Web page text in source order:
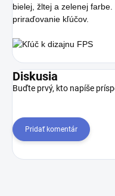
bielej, žltej a zelenej
priraďovanie kľúčov.
Diskusia
Buďte prvý, kto napíše
Pridať komentár